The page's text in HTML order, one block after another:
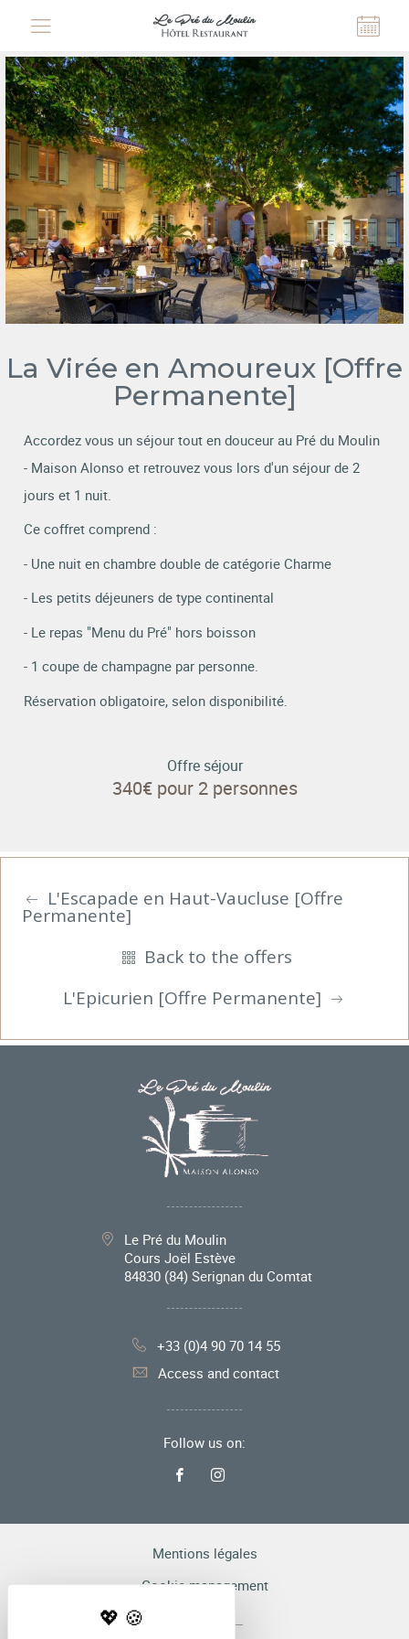
La Virée en Amoureux [Offre
Permanente]
Accordez vous un séjour tout en douceur au Pré du Moulin
- Maison Alonso et retrouvez vous lors d'un séjour de 2
jours et 1 nuit.
Ce coffret comprend :
- Une nuit en chambre double de catégorie Charme
- Les petits déjeuners de type continental
- Le repas "Menu du Pré" hors boisson
- 1 coupe de champagne par personne.
Réservation obligatoire, selon disponibilité.
Offre séjour
340€ pour 2 personnes
L'Epicurien [Offre Permanente]
L'Escapade en Haut-Vaucluse [Offre
Permanente]
Back to the offers
Le Pré du Moulin
Cours Joël Estève
84830 (84) Serignan du Comtat
+33 (0)4 90 70 14 55
Access and contact
Follow us on:
Mentions légales
Cookie management
Cookies management panel